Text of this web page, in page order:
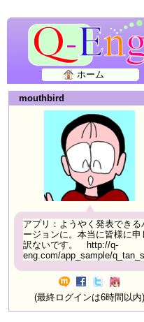
ホーム
mouthbird
アプリ：ようやく発表できる
ージョンに。本当に皆様に申
訳ないです。 http://q-
eng.com/app_sample/
(最終ログインは6時間以内)